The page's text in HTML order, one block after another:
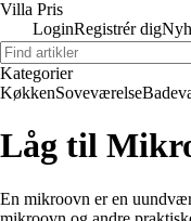
Villa Pris
LoginRegistrér dig
Kategorier
KøkkenSoveværelse
Låg til
En mikroovn er en